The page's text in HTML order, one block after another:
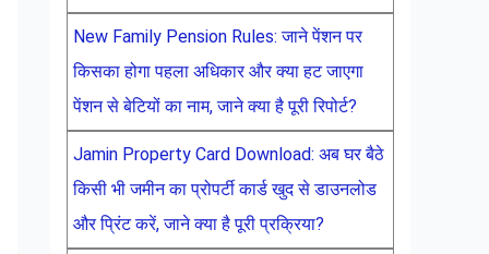
New Family Pension Rules: जाने पेंशन पर
किसका होगा पहला अधिकार और क्या हट जाएगा
पेंशन से बेटियों का नाम, जाने क्या है पूरी रिपोर्ट?
Jamin Property Card Download: अब घर बैठे
किसी भी जमीन का प्रोपर्टी कार्ड खुद से डाउनलोड
और प्रिंट करें, जाने क्या है पूरी प्रक्रिया?